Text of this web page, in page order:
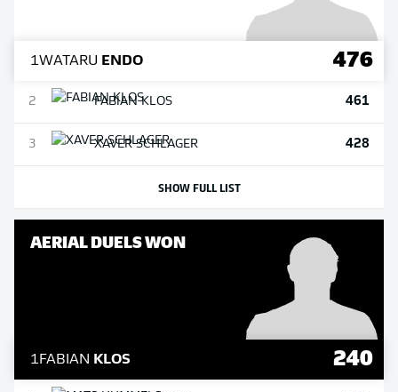
1WATARU ENDO 476
2 FABIANKLOS 461
3 XAVERSCHLAGER 428
SHOW FULL LIST
AERIAL DUELS WON
1FABIAN KLOS 240